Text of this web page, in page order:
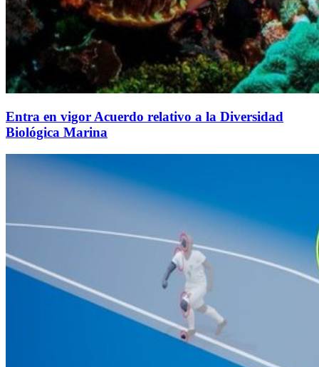
Entra en vigor Acuerdo relativo a la Diversidad
Biológica Marina